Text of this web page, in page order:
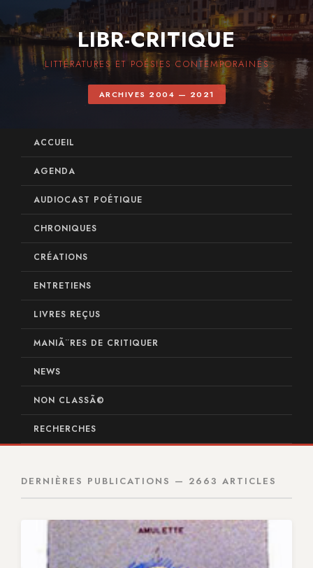
LIBR-CRITIQUE
LITTÉRATURES ET POÉSIES CONTEMPORAINES
ARCHIVES 2004 — 2021
ACCUEIL
AGENDA
AUDIOCAST POÉTIQUE
CHRONIQUES
CRÉATIONS
ENTRETIENS
LIVRES REÇUS
MANIÃ¨RES DE CRITIQUER
NEWS
NON CLASSÃ©
RECHERCHES
DERNIÈRES PUBLICATIONS — 2663 ARTICLES